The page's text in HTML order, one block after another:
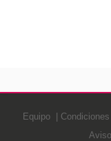
Equipo